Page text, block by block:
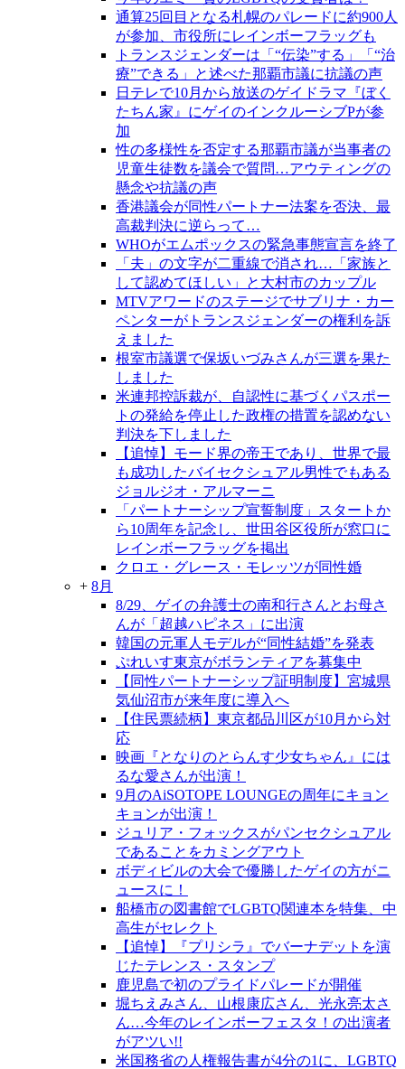
通算25回目となる札幌のパレードに約900人
が参加、市役所にレインボーフラッグも
トランスジェンダーは「“伝染”する」「“治
療”できる」と述べた那覇市議に抗議の声
日テレで10月から放送のゲイドラマ『ぼく
たちん家』にゲイのインクルーシブPが参
加
性の多様性を否定する那覇市議が当事者の
児童生徒数を議会で質問…アウティングの
懸念や抗議の声
香港議会が同性パートナー法案を否決、最
高裁判決に逆らって…
WHOがエムポックスの緊急事態宣言を終了
「夫」の文字が二重線で消され…「家族と
して認めてほしい」と大村市のカップル
MTVアワードのステージでサブリナ・カー
ペンターがトランスジェンダーの権利を訴
えました
根室市議選で保坂いづみさんが三選を果た
しました
米連邦控訴裁が、自認性に基づくパスポー
トの発給を停止した政権の措置を認めない
判決を下しました
【追悼】モード界の帝王であり、世界で最
も成功したバイセクシュアル男性でもある
ジョルジオ・アルマーニ
「パートナーシップ宣誓制度」スタートか
ら10周年を記念し、世田谷区役所が窓口に
レインボーフラッグを掲出
クロエ・グレース・モレッツが同性婚
+ 8月
8/29、ゲイの弁護士の南和行さんとお母さ
んが「超越ハピネス」に出演
韓国の元軍人モデルが“同性結婚”を発表
ぷれいす東京がボランティアを募集中
【同性パートナーシップ証明制度】宮城県
気仙沼市が来年度に導入へ
【住民票続柄】東京都品川区が10月から対
応
映画『となりのとらんす少女ちゃん』には
るな愛さんが出演！
9月のAiSOTOPE LOUNGEの周年にキョン
キョンが出演！
ジュリア・フォックスがパンセクシュアル
であることをカミングアウト
ボディビルの大会で優勝したゲイの方がニ
ュースに！
船橋市の図書館でLGBTQ関連本を特集、中
高生がセレクト
【追悼】『プリシラ』でバーナデットを演
じたテレンス・スタンプ
鹿児島で初のプライドパレードが開催
堀ちえみさん、山根康広さん、光永亮太さ
ん…今年のレインボーフェスタ！の出演者
がアツい!!
米国務省の人権報告書が4分の1に、LGBTQ